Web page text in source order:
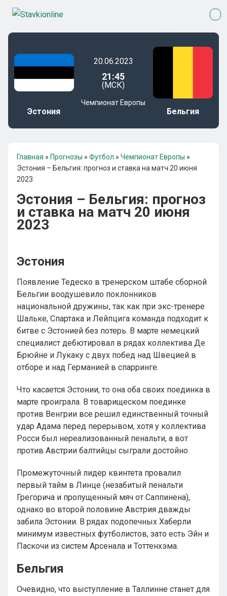
Эстония
20.06.2023
21:45
(МСК)
Чемпионат Европы
Бельгия
Главная » Прогнозы » Футбол » Чемпионат Европы »
Эстония – Бельгия: прогноз и ставка на матч 20 июня
2023
Эстония – Бельгия: прогноз
и ставка на матч 20 июня
2023
Эстония
Появление Тедеско в тренерском штабе сборной
Бельгии воодушевило поклонников
национальной дружины, так как при экс-тренере
Шальке, Спартака и Лейпцига команда подходит к
битве с Эстонией без потерь. В марте немецкий
специалист дебютировал в рядах коллектива Де
Брюйне и Лукаку с двух побед над Швецией в
отборе и над Германией в спарринге.
Что касается Эстонии, то она оба своих поединка в
марте проиграла. В товарищеском поединке
против Венгрии все решил единственный точный
удар Адама перед перерывом, хотя у коллектива
Росси был нереализованный пенальти, а вот
против Австрии балтийцы сыграли достойно.
Промежуточный лидер квинтета провалил
первый тайм в Линце (незабитый пенальти
Грегорича и пропущенный мяч от Саппинена),
однако во второй половине Австрия дважды
забила Эстонии. В рядах подопечных Хаберли
минимум известных футболистов, зато есть Эйн и
Паскочи из систем Арсенала и Тоттенхэма.
Бельгия
Очевидно, что выступление в Таллинне станет для